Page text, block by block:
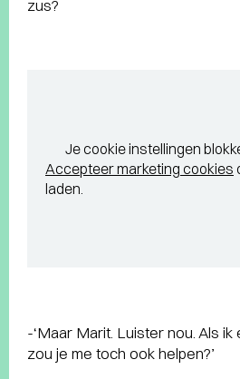
zus?
Je cookie instellingen
Accepteer marketing cookies
laden.
-‘Maar Marit. Luister nou. Als ik
zou je me toch ook helpen?’